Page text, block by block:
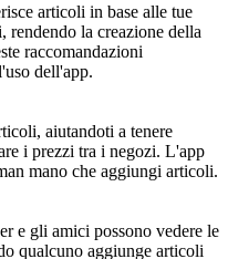
articoli in base alle tue
rendendo la creazione della
raccomandazioni
dell'app.
aiutandoti a tenere
i prezzi tra i negozi. L'app
mano che aggiungi articoli.
e gli amici possono vedere le
qualcuno aggiunge articoli